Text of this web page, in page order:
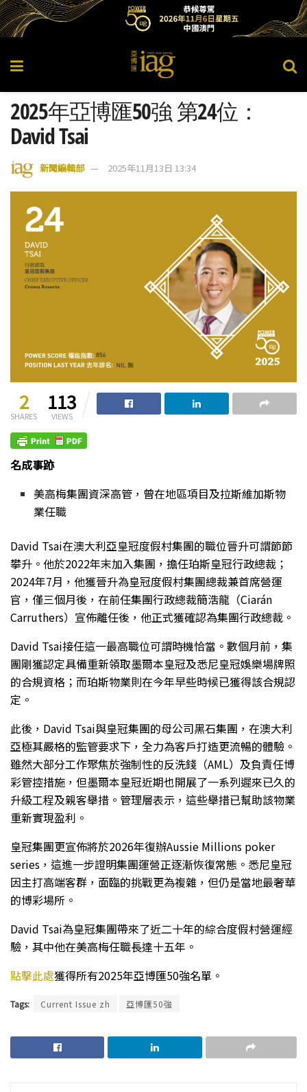
2025年亞博匯50強 第24位：
David Tsai
新聞編輯部 2025年11月13日 13:34
2
SHARES
113
VIEWS
名成事跡
美高梅集團資深高管，曾在地區項目及拉斯維加斯物
業任職
David Tsai在澳大利亞皇冠度假村集團的職位晉升可謂節節
攀升。他於2022年末加入集團，擔任珀斯皇冠行政總裁；
2024年7月，他獲晉升為皇冠度假村集團總裁兼首席營運
官，僅三個月後，在前任集團行政總裁簡浩龍（Ciarán
Carruthers）宣佈離任後，他正式獲確認為集團行政總裁。
David Tsai接任這一最高職位可謂時機恰當。數個月前，集
團剛獲認定具備重新領取墨爾本皇冠及悉尼皇冠娛樂場牌照
的合規資格；而珀斯物業則在今年早些時候已獲得該合規認
定。
此後，David Tsai與皇冠集團的母公司黑石集團，在澳大利
亞極其嚴格的監管要求下，全力為客戶打造更流暢的體驗。
雖然大部分工作聚焦於強制性的反洗錢（AML）及負責任博
彩管控措施，但墨爾本皇冠近期也開展了一系列遲來已久的
升級工程及親客舉措。管理層表示，這些舉措已幫助該物業
重新實現盈利。
皇冠集團更宣佈將於2026年復辦Aussie Millions poker
series，這進一步證明集團運營正逐漸恢復常態。悉尼皇冠
因主打高端客群，面臨的挑戰更為複雜，但仍是當地最奢華
的博彩場所。
David Tsai為皇冠集團帶來了近二十年的綜合度假村營運經
驗，其中他在美高梅任職長達十五年。
點擊此處獲得所有2025年亞博匯50強名單。
Tags: Current Issue zh 亞博匯50強